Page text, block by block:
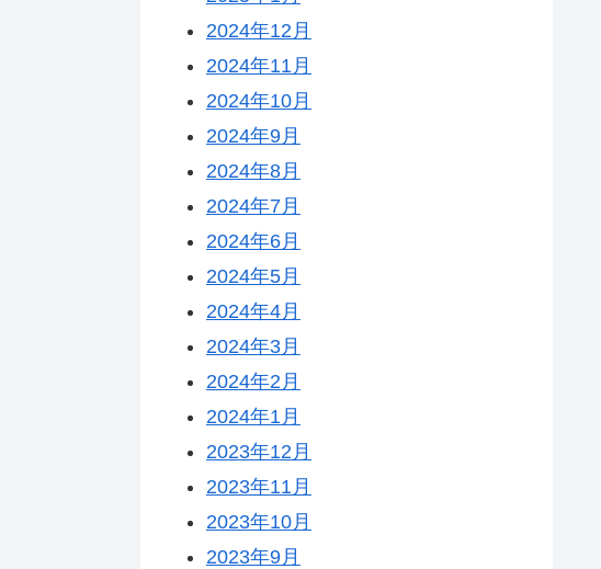
2024年12月
2024年11月
2024年10月
2024年9月
2024年8月
2024年7月
2024年6月
2024年5月
2024年4月
2024年3月
2024年2月
2024年1月
2023年12月
2023年11月
2023年10月
2023年9月